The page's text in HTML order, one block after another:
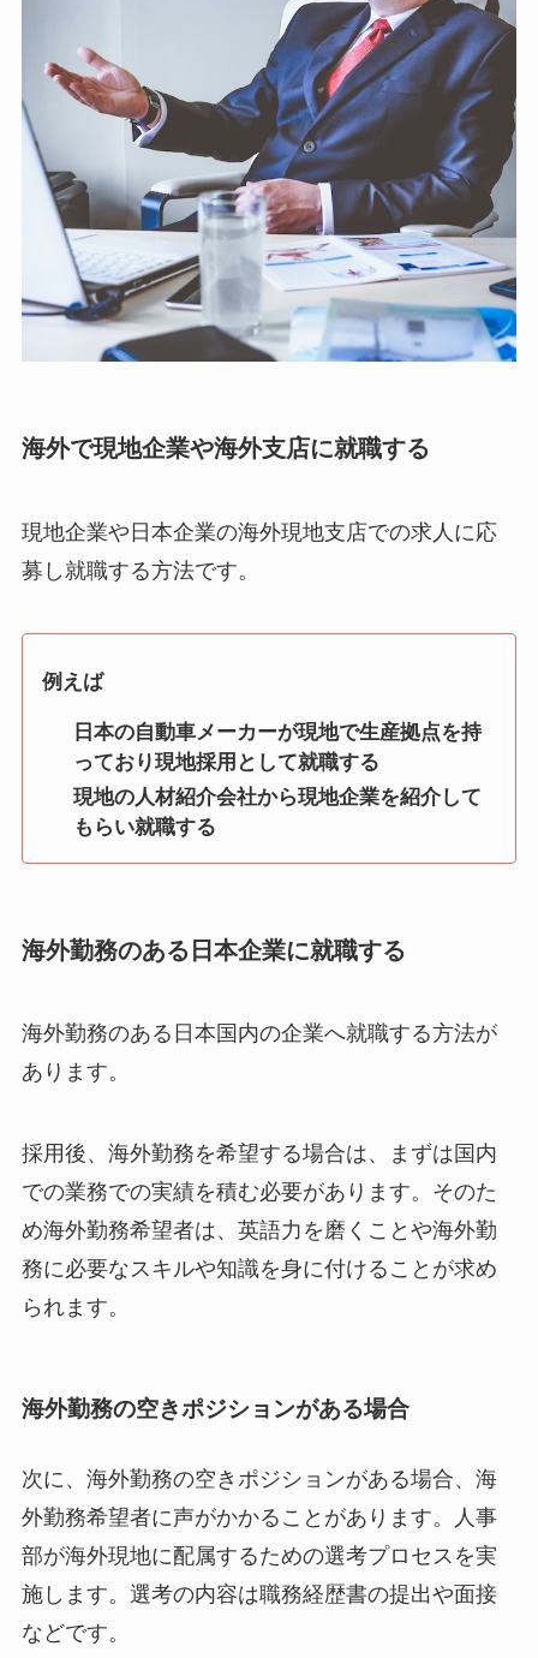
海外で現地企業や海外支店に就職する
現地企業や日本企業の海外現地支店での求人に応
募し就職する方法です。
例えば
日本の自動車メーカーが現地で生産拠点を持
っており現地採用として就職する
現地の人材紹介会社から現地企業を紹介して
もらい就職する
海外勤務のある日本企業に就職する
海外勤務のある日本国内の企業へ就職する方法が
あります。
採用後、海外勤務を希望する場合は、まずは国内
での業務での実績を積む必要があります。そのた
め海外勤務希望者は、英語力を磨くことや海外勤
務に必要なスキルや知識を身に付けることが求め
られます。
海外勤務の空きポジションがある場合
次に、海外勤務の空きポジションがある場合、海
外勤務希望者に声がかかることがあります。人事
部が海外現地に配属するための選考プロセスを実
施します。選考の内容は職務経歴書の提出や面接
などです。